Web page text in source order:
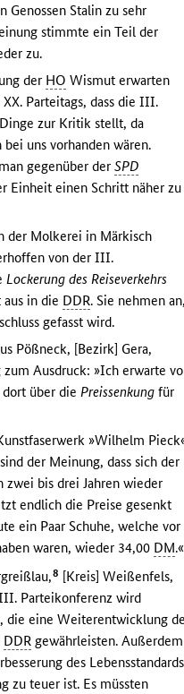
Genossen Stalin zu sehr
stimmte ein Teil der
zu.
der HO Wismut erwarten
Parteitags, dass die III.
zur Kritik stellt, da
uns vorhanden wären.
gegenüber derSPD
Einheit einen Schritt näher zu
der Molkerei in Märkisch
von der III.
Lockerung des Reiseverkehrs
in die DDR. Sie nehmen
gefasst wird.
Pößneck, [Bezirk] Gera,
Ausdruck: »Ich erwarte
dort über diePreissenkung für
»Wilhelm
der Meinung, dass sich der
zwei bis drei Jahren wieder
endlich die Preise gesenkt
ein Paar Schuhe, welche vor
waren, wieder 34,00 DM.«
8 [Kreis] Weißenfels,
Parteikonferenz wird
die eine Weiterentwicklung
DDR gewährleisten. Außerdem
des Lebensstandards
zu teuer ist. Es müssten